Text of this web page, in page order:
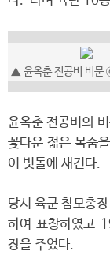
▲ 윤옥춘 전공비 비문
윤옥춘 전공비의
꽃다운 젊은 목숨
이 빗돌에 새긴다.
당시 육군 참모총
하여 표창하였고
장을 주었다.